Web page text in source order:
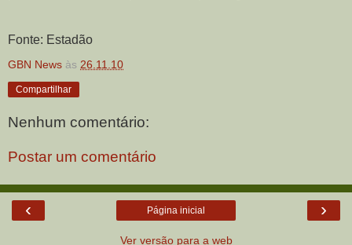
Fonte: Estadão
GBN News às 26.11.10
Compartilhar
Nenhum comentário:
Postar um comentário
‹ ›
Página inicial
Ver versão para a web